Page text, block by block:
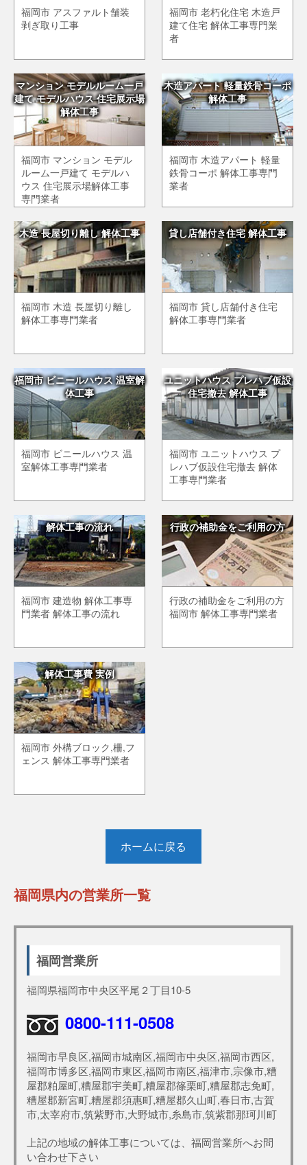
福岡市 アスファルト舗装
剥ぎ取り工事
福岡市 老朽化住宅 木造戸
建て住宅 解体工事専門業
者
マンション モデルルーム一戸
建て モデルハウス 住宅展示場
解体工事
福岡市 マンション モデル
ルーム一戸建て モデルハ
ウス 住宅展示場解体工事
専門業者
木造アパート 軽量鉄骨コーポ
解体工事
福岡市 木造アパート 軽量
鉄骨コーポ 解体工事専門
業者
木造 長屋切り離し 解体工事
福岡市 木造 長屋切り離し
解体工事専門業者
貸し店舗付き住宅 解体工事
福岡市 貸し店舗付き住宅
解体工事専門業者
福岡市 ビニールハウス 温室解
体工事
福岡市 ビニールハウス 温
室解体工事専門業者
ユニットハウス プレハブ仮設
住宅撤去 解体工事
福岡市 ユニットハウス プ
レハブ仮設住宅撤去 解体
工事専門業者
解体工事の流れ
福岡市 建造物 解体工事専
門業者 解体工事の流れ
行政の補助金をご利用の方
行政の補助金をご利用の方
福岡市 解体工事専門業者
解体工事費 実例
福岡市 外構ブロック,柵,フ
ェンス 解体工事専門業者
ホームに戻る
福岡県内の営業所一覧
福岡営業所
福岡県福岡市中央区平尾２丁目10-5
0800-111-0508
福岡市早良区,福岡市城南区,福岡市中央区,福岡市西区,
福岡市博多区,福岡市東区,福岡市南区,福津市,宗像市,糟
屋郡粕屋町,糟屋郡宇美町,糟屋郡篠栗町,糟屋郡志免町,
糟屋郡新宮町,糟屋郡須惠町,糟屋郡久山町,春日市,古賀
市,太宰府市,筑紫野市,大野城市,糸島市,筑紫郡那珂川町
上記の地域の解体工事については、福岡営業所へお問
い合わせ下さい